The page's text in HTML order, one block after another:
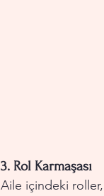
3. Rol Karmaşası
Aile içindeki